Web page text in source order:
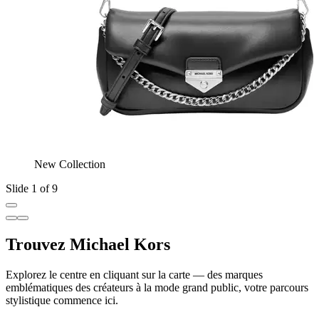
New Collection
Slide 1 of 9
Trouvez Michael Kors
Explorez le centre en cliquant sur la carte — des marques
emblématiques des créateurs à la mode grand public, votre parcours
stylistique commence ici.